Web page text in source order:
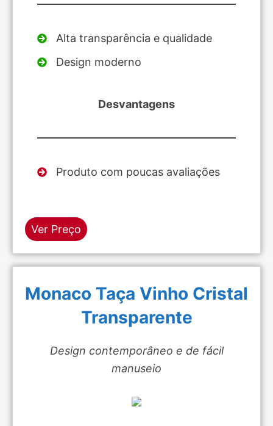
Alta transparência e qualidade
Design moderno
Desvantagens
Produto com poucas avaliações
Ver Preço
Monaco Taça Vinho Cristal
Transparente
Design contemporâneo e de fácil
manuseio